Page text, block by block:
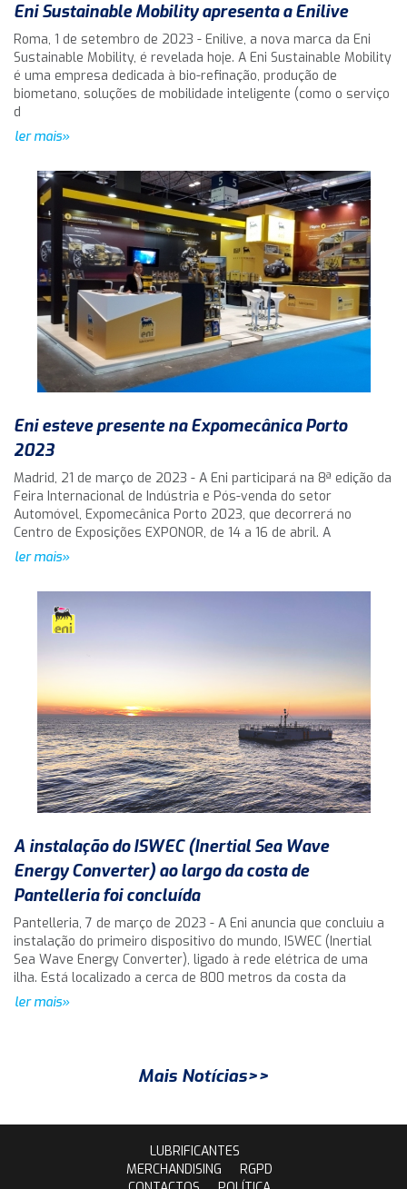
Eni Sustainable Mobility apresenta a Enilive
Roma, 1 de setembro de 2023 - Enilive, a nova marca da Eni
Sustainable Mobility, é revelada hoje. A Eni Sustainable Mobility
é uma empresa dedicada à bio-refinação, produção de
biometano, soluções de mobilidade inteligente (como o serviço
d
ler mais»
Eni esteve presente na Expomecânica Porto
2023
Madrid, 21 de março de 2023 - A Eni participará na 8ª edição da
Feira Internacional de Indústria e Pós-venda do setor
Automóvel, Expomecânica Porto 2023, que decorrerá no
Centro de Exposições EXPONOR, de 14 a 16 de abril. A
ler mais»
A instalação do ISWEC (Inertial Sea Wave
Energy Converter) ao largo da costa de
Pantelleria foi concluída
Pantelleria, 7 de março de 2023 - A Eni anuncia que concluiu a
instalação do primeiro dispositivo do mundo, ISWEC (Inertial
Sea Wave Energy Converter), ligado à rede elétrica de uma
ilha. Está localizado a cerca de 800 metros da costa da
ler mais»
Mais Notícias>>
LUBRIFICANTES
MERCHANDISING
RGPD